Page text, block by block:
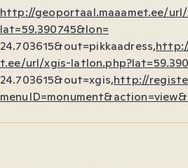
http://geoportaal.maaamet.ee/
lat=59.390745&lon=
24.703615&out=pikkaadress,
t.ee/url/xgis-
24.703615&out=xgis,http://